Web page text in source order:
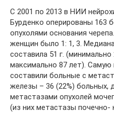
С 2001 по 2013 в НИИ
Бурденко оперированы 163
опухолями основания
женщин было 1: 1, 3.
составила 51 г. (минимально
максимально 87 лет). Самую
составили больные с
железы – 36 (22%) больных,
метастазами опухолей
(из них метастазы почечно-